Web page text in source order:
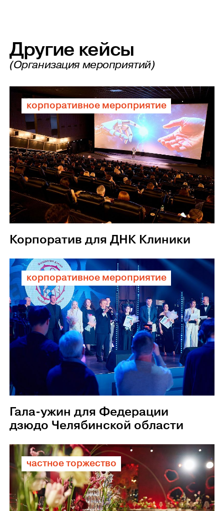
Другие кейсы
(Организация мероприятий)
корпоративное мероприятие
Корпоратив для ДНК Клиники
корпоративное мероприятие
Гала-ужин для Федерации
дзюдо Челябинской области
частное торжество